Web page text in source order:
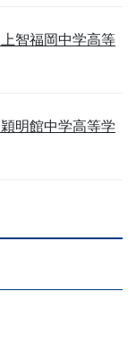
智福岡中学高等
明館中学高等学